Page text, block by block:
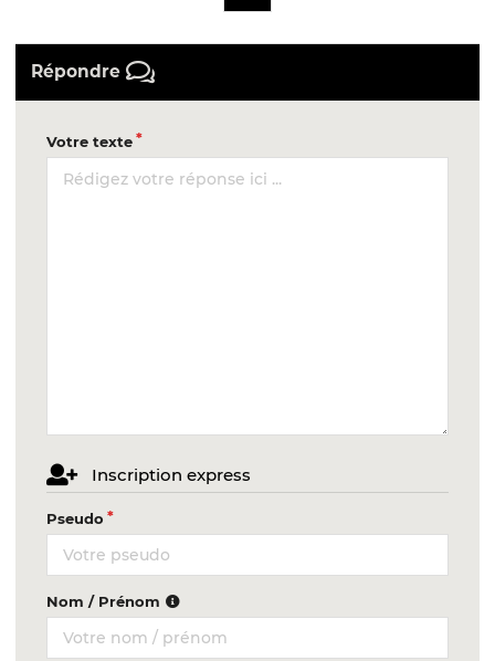
Répondre
Votre texte
Inscription express
Pseudo
Nom / Prénom